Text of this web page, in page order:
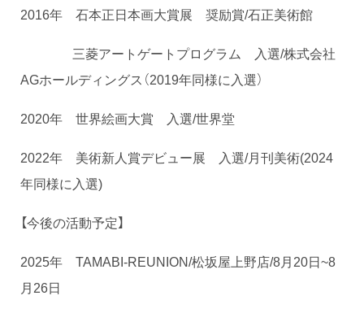
2016年 石本正日本画大賞展 奨励賞/石正美術館
三菱アートゲートプログラム 入選/株式会社
AGホールディングス（2019年同様に入選）
2020年 世界絵画大賞 入選/世界堂
2022年 美術新人賞デビュー展 入選/月刊美術(2024
年同様に入選)
【今後の活動予定】
2025年 TAMABI-REUNION/松坂屋上野店/8月20日~8
月26日